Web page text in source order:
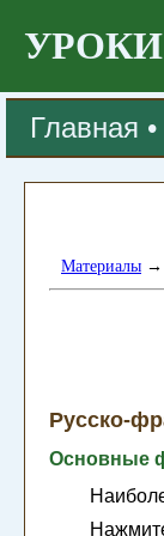
Главная •
Материалы →
Русско-
Основные